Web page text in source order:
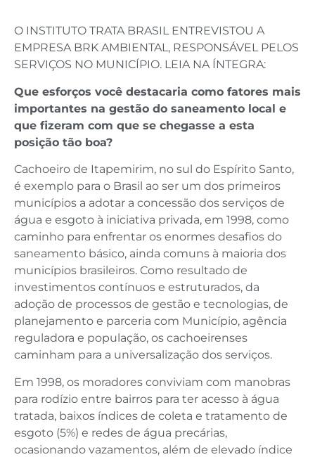
O INSTITUTO TRATA BRASIL ENTREVISTOU A
EMPRESA BRK AMBIENTAL, RESPONSÁVEL PELOS
SERVIÇOS NO MUNICÍPIO. LEIA NA ÍNTEGRA:
Que esforços você destacaria como fatores mais
importantes na gestão do saneamento local e
que fizeram com que se chegasse a esta
posição tão boa?
Cachoeiro de Itapemirim, no sul do Espírito Santo,
é exemplo para o Brasil ao ser um dos primeiros
municípios a adotar a concessão dos serviços de
água e esgoto à iniciativa privada, em 1998, como
caminho para enfrentar os enormes desafios do
saneamento básico, ainda comuns à maioria dos
municípios brasileiros. Como resultado de
investimentos contínuos e estruturados, da
adoção de processos de gestão e tecnologias, de
planejamento e parceria com Município, agência
reguladora e população, os cachoeirenses
caminham para a universalização dos serviços.
Em 1998, os moradores conviviam com manobras
para rodízio entre bairros para ter acesso à água
tratada, baixos índices de coleta e tratamento de
esgoto (5%) e redes de água precárias,
ocasionando vazamentos, além de elevado índice